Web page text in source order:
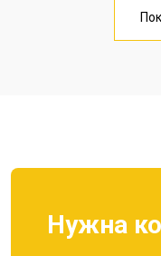
Замена кнопки
Нужна